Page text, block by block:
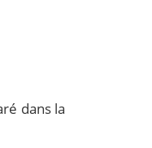
dans la